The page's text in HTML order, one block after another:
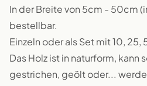
In der Breite von 5cm - 50cm
bestellbar.
Einzeln oder als Set mit 10,
Das Holz ist in naturform, kann
gestrichen, geölt oder...